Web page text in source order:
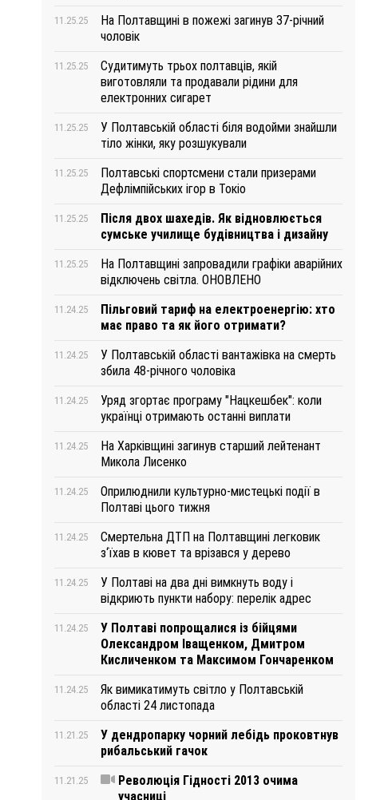
11.25.25
На Полтавщині в пожежі загинув 37-річний
чоловік
11.25.25
Судитимуть трьох полтавців, якій
виготовляли та продавали рідини для
електронних сигарет
11.25.25
У Полтавській області біля водойми знайшли
тіло жінки, яку розшукували
11.25.25
Полтавські спортсмени стали призерами
Дефлімпійських ігор в Токіо
11.25.25
Після двох шахедів. Як відновлюється
сумське училище будівництва і дизайну
11.25.25
На Полтавщині запровадили графіки аварійних
відключень світла. ОНОВЛЕНО
11.24.25
Пільговий тариф на електроенергію: хто
має право та як його отримати?
11.24.25
У Полтавській області вантажівка на смерть
збила 48-річного чоловіка
11.24.25
Уряд згортає програму "Нацкешбек": коли
українці отримають останні виплати
11.24.25
На Харківщині загинув старший лейтенант
Микола Лисенко
11.24.25
Оприлюднили культурно-мистецькі події в
Полтаві цього тижня
11.24.25
Смертельна ДТП на Полтавщині легковик
з‘їхав в кювет та врізався у дерево
11.24.25
У Полтаві на два дні вимкнуть воду і
відкриють пункти набору: перелік адрес
11.24.25
У Полтаві попрощалися із бійцями
Олександром Іващенком, Дмитром
Кисличенком та Максимом Гончаренком
11.24.25
Як вимикатимуть світло у Полтавській
області 24 листопада
11.21.25
У дендропарку чорний лебідь проковтнув
рибальський гачок
11.21.25
Революція Гідності 2013 очима
учасниці